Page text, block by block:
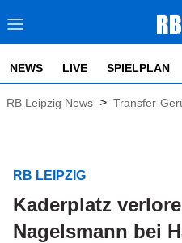
NEWS LIVE SPIELPLAN
RB Leipzig News > Transfer-
RB LEIPZIG
Kaderplatz
Nagelsmann bei